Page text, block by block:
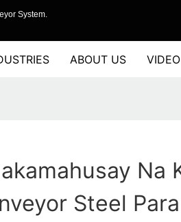
System.
ABOUT US VIDEO
Na
Steel